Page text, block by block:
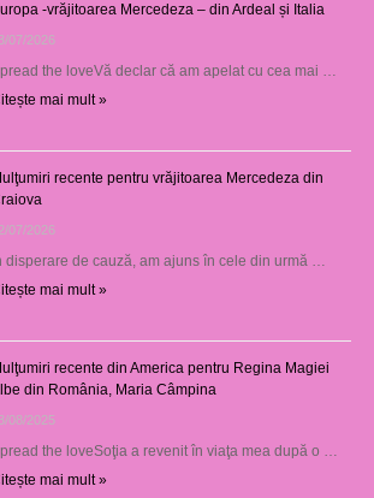
-vrăjitoarea Mercedeza – din Ardeal și Italia
07/2026
the loveVă declar că am apelat cu cea mai …
mai mult »
recente pentru vrăjitoarea Mercedeza din
07/2026
disperare de cauză, am ajuns în cele din urmă …
mai mult »
recente din America pentru Regina Magiei
din România, Maria Câmpina
08/2025
the loveSoţia a revenit în viaţa mea după o …
mai mult »